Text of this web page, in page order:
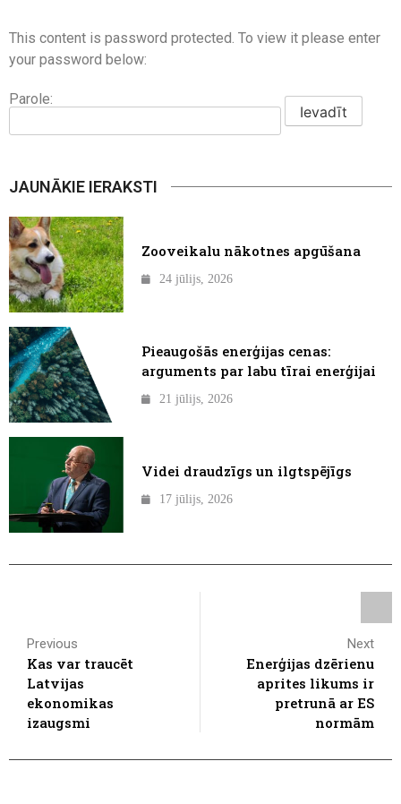
This content is password protected. To view it please enter
your password below:
Parole:
JAUNĀKIE IERAKSTI
Zooveikalu nākotnes apgūšana
24 jūlijs, 2026
Pieaugošās enerģijas cenas:
arguments par labu tīrai enerģijai
21 jūlijs, 2026
Videi draudzīgs un ilgtspējīgs
17 jūlijs, 2026
Previous
Kas var traucēt
Latvijas
ekonomikas
izaugsmi
Next
Enerģijas dzērienu
aprites likums ir
pretrunā ar ES
normām